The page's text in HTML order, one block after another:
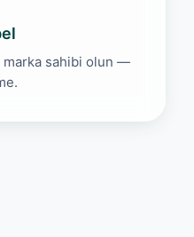
marka sahibi olun —